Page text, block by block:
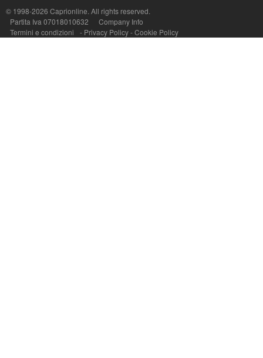
© 1998-2026 Caprionline. All rights reserved.
Partita Iva 07018010632
Company Info
Termini e condizioni
- Privacy Policy-Cookie Policy